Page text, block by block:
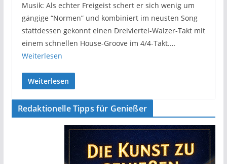
Musik: Als echter Freigeist schert er sich wenig um
gängige “Normen” und kombiniert im neusten Song
stattdessen gekonnt einen Dreiviertel-Walzer-Takt mit
einem schnellen House-Groove im 4/4-Takt.…
Weiterlesen
Weiterlesen
Redaktionelle Tipps für Genießer